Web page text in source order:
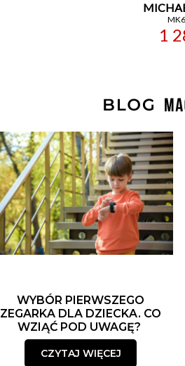
1
WYBÓR PIERWSZEGO
ZEGARKA DLA DZIECKA. CO
WZIĄĆ POD UWAGĘ?
CZYTAJ WIĘCEJ